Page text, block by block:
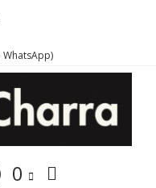
WhatsApp)
0